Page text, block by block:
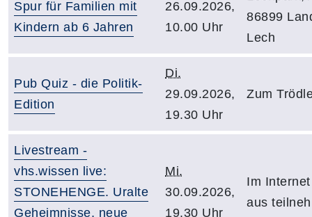
Spur für Familien mit
Kindern ab 6 Jahren
26.09.2026,
10.00 Uhr
86899
Lech
Pub Quiz - die Politik-
Edition
Di.
29.09.2026,
19.30 Uhr
Zum
Livestream -
vhs.wissen live:
STONEHENGE. Uralte
Geheimnisse, neue
Mi.
30.09.2026,
19.30 Uhr
Im
aus